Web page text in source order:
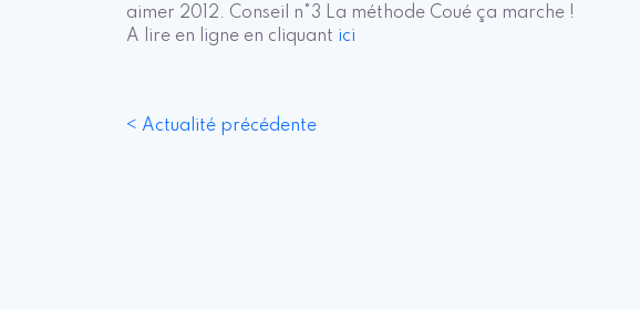
aimer 2012. Conseil n°3 La méthode Coué ça marche !
A lire en ligne en cliquant ici
< Actualité précédente